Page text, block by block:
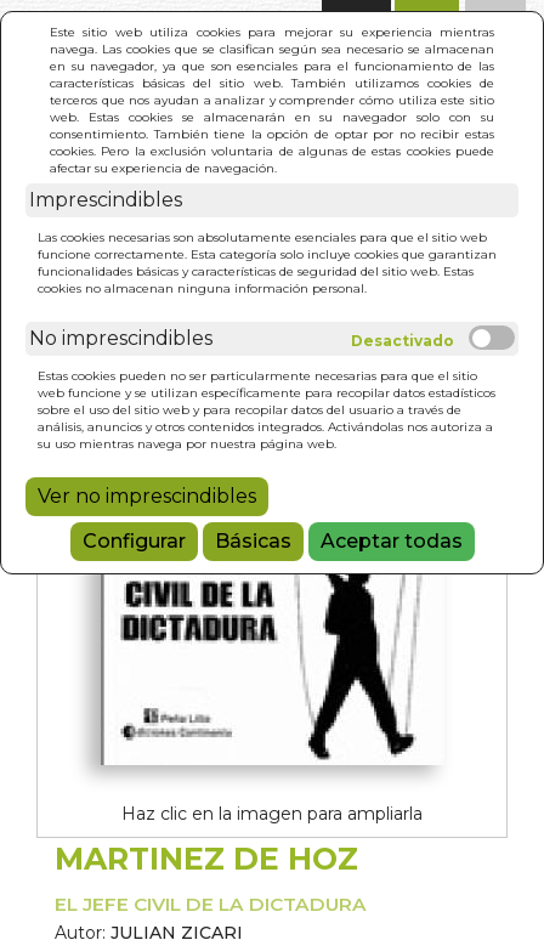
Este sitio web utiliza cookies para mejorar su experiencia mientras
navega. Las cookies que se clasifican según sea necesario se almacenan
en su navegador, ya que son esenciales para el funcionamiento de las
características básicas del sitio web. También utilizamos cookies de
terceros que nos ayudan a analizar y comprender cómo utiliza este sitio
web. Estas cookies se almacenarán en su navegador solo con su
consentimiento. También tiene la opción de optar por no recibir estas
cookies. Pero la exclusión voluntaria de algunas de estas cookies puede
afectar su experiencia de navegación.
Imprescindibles
Las cookies necesarias son absolutamente esenciales para que el sitio web
funcione correctamente. Esta categoría solo incluye cookies que garantizan
funcionalidades básicas y características de seguridad del sitio web. Estas
cookies no almacenan ninguna información personal.
No imprescindibles
Estas cookies pueden no ser particularmente necesarias para que el sitio
web funcione y se utilizan específicamente para recopilar datos estadísticos
sobre el uso del sitio web y para recopilar datos del usuario a través de
análisis, anuncios y otros contenidos integrados. Activándolas nos autoriza a
su uso mientras navega por nuestra página web.
Ver no imprescindibles
Configurar
Básicas Aceptar todas
INICIO > MARTINEZ DE HOZ
Haz clic en la imagen para ampliarla
MARTINEZ DE HOZ
EL JEFE CIVIL DE LA DICTADURA
Autor: JULIAN ZICARI